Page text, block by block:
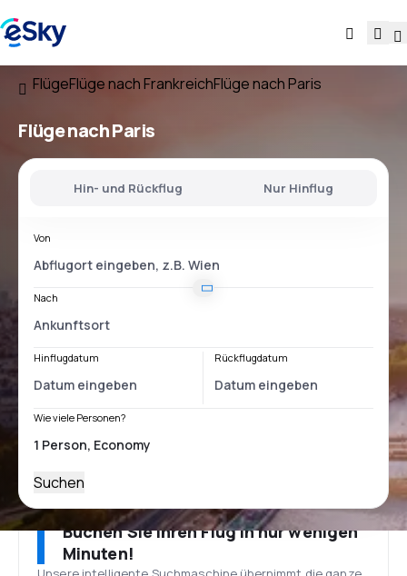
FlügeFlüge nach FrankreichFlüge nach Paris
Flüge nach Paris
Hin- und Rückflug Nur Hinflug
Von
Nach
Hinflugdatum Rückflugdatum
Wie viele Personen?
Suchen
Buchen Sie Ihren Flug in nur wenigen
Minuten!